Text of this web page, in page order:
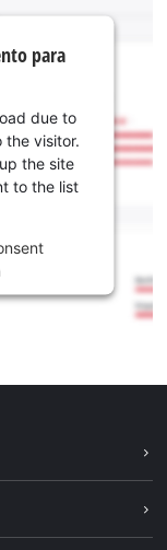
para
due to
visitor.
the site
to the list